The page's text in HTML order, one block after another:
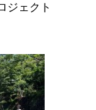
ジェクト